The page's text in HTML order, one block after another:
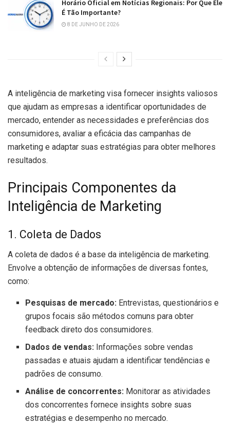
Horário Oficial em Notícias Regionais: Por Que Ele
É Tão Importante?
8 DE JUNHO DE 2026
A inteligência de marketing visa fornecer insights valiosos
que ajudam as empresas a identificar oportunidades de
mercado, entender as necessidades e preferências dos
consumidores, avaliar a eficácia das campanhas de
marketing e adaptar suas estratégias para obter melhores
resultados.
Principais Componentes da
Inteligência de Marketing
1. Coleta de Dados
A coleta de dados é a base da inteligência de marketing.
Envolve a obtenção de informações de diversas fontes,
como:
Pesquisas de mercado: Entrevistas, questionários e
grupos focais são métodos comuns para obter
feedback direto dos consumidores.
Dados de vendas: Informações sobre vendas
passadas e atuais ajudam a identificar tendências e
padrões de consumo.
Análise de concorrentes: Monitorar as atividades
dos concorrentes fornece insights sobre suas
estratégias e desempenho no mercado.